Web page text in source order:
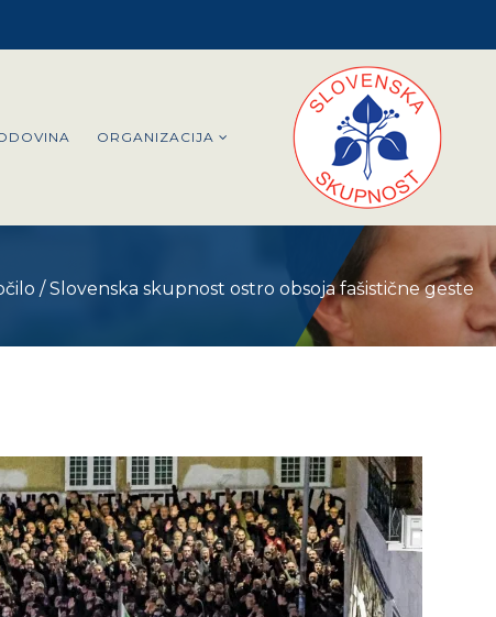
ORGANIZACIJA
/Slovenska skupnost ostro obsoja fašistične geste